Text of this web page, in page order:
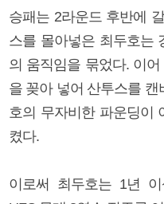
승패는 2라운드 후반에
스를 몰아넣은 최두호는
의 움직임을 묶었다. 이
을 꽂아 넣어 산투스를
호의 무자비한 파운딩이
켰다.
이로써 최두호는 1년